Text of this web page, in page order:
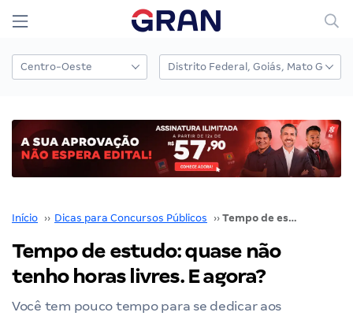
Início ›› Dicas para Concursos Públicos ›› Tempo de estudo: quase não tenho horas livres. E agora?
Tempo de estudo: quase não
tenho horas livres. E agora?
Você tem pouco tempo para se dedicar aos